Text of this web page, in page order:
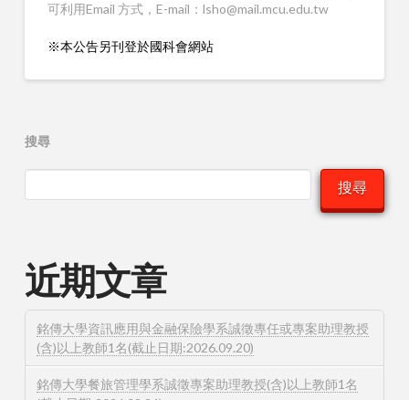
可利用Email 方式，E-mail：lsho@mail.mcu.edu.tw
※本公告另刊登於國科會網站
搜尋
搜尋
近期文章
銘傳大學資訊應用與金融保險學系誠徵專任或專案助理教授
(含)以上教師1名(截止日期:2026.09.20)
銘傳大學餐旅管理學系誠徵專案助理教授(含)以上教師1名